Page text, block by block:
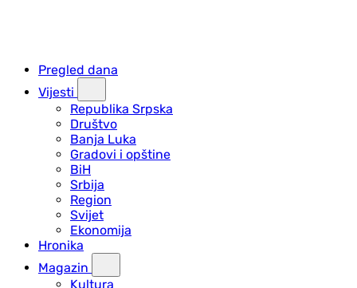
Pregled dana
Vijesti
Republika Srpska
Društvo
Banja Luka
Gradovi i opštine
BiH
Srbija
Region
Svijet
Ekonomija
Hronika
Magazin
Kultura